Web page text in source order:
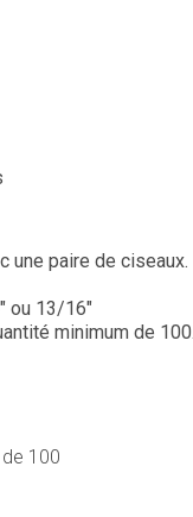
une paire de ciseaux.
ou 13/16"
minimum de
100